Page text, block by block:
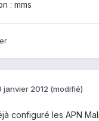
: mms
janvier 2012 (modifié)
configuré les APN